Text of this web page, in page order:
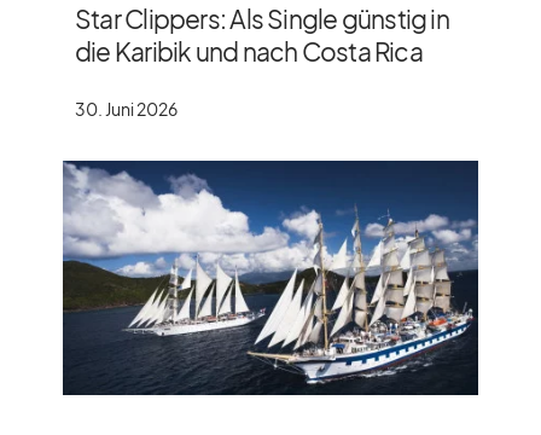
Star Clippers: Als Single günstig in
die Karibik und nach Costa Rica
30. Juni 2026